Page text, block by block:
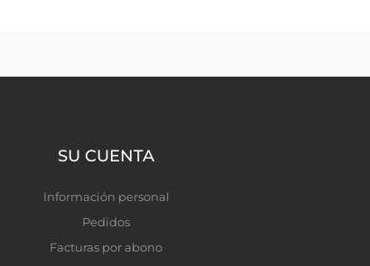
SU CUENTA
Información personal
Pedidos
Facturas por abono